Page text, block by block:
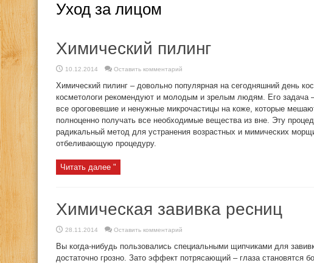
Уход за лицом
Химический пилинг
10.12.2014 Оставить комментарий
Химический пилинг – довольно популярная на сегодняшний день
косметологи рекомендуют и молодым и зрелым людям. Его задача –
все ороговевшие и ненужные микрочастицы на коже, которые
полноценно получать все необходимые вещества из вне. Эту
радикальный метод для устранения возрастных и мимических
отбеливающую процедуру.
Читать далее "
Химическая завивка ресниц
28.11.2014 Оставить комментарий
Вы когда-нибудь пользовались специальными щипчиками для
достаточно грозно. Зато эффект потрясающий – глаза становятся